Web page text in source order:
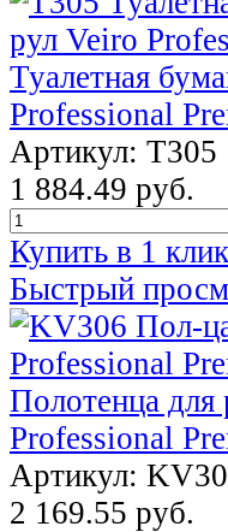
Туалетная
Professional
Артикул: T305
1 884.49 руб.
Купить в 1 клик
Быстрый
Полотенца для
Professional
Артикул:
2 169.55 руб.